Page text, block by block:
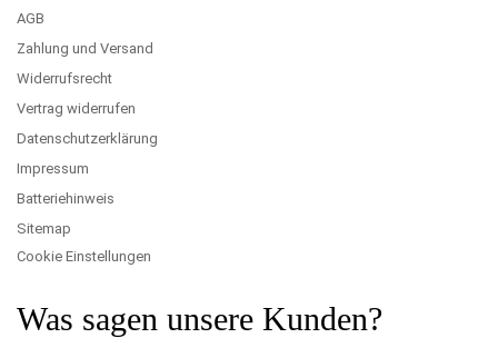
AGB
Zahlung und Versand
Widerrufsrecht
Vertrag widerrufen
Datenschutzerklärung
Impressum
Batteriehinweis
Sitemap
Cookie Einstellungen
Was sagen unsere Kunden?